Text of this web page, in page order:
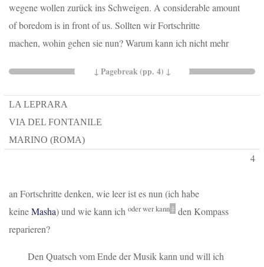
wegene wollen zurück ins Schweigen. A considerable amount
of boredom is in front of us. Sollten wir Fortschritte
machen, wohin gehen sie nun? Warum kann ich nicht mehr
LA LEPRARA
VIA DEL FONTANILE
MARINO (ROMA)
4
an Fortschritte denken, wie leer ist es nun (ich habe
keineMasha) und wie kann ich oder wer kann‡ den Kompass
reparieren?
Den Quatsch vom Ende der Musik kann und will ich